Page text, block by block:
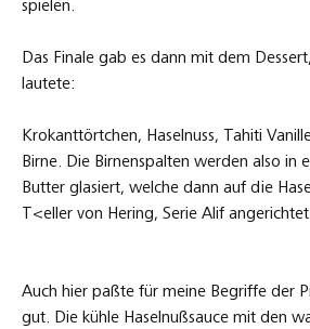
spielen.
Das Finale gab es dann mit dem
lautete:
Krokanttörtchen, Haselnuss, Tahiti
Birne. Die Birnenspalten werden also in
Butter glasiert, welche dann auf die
T<eller von Hering, Serie Alif
Auch hier paßte für meine Begriffe der
gut. Die kühle Haselnußsauce mit den